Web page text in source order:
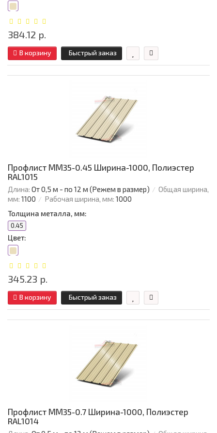
384.12 р.
В корзину Быстрый заказ
Профлист ММ35-0.45 Ширина-1000, Полиэстер
RAL1015
Длина: От 0,5 м - по 12 м (Режем в размер)
Общая ширина,
мм: 1100 Рабочая ширина, мм: 1000
Толщина металла, мм:
0.45
Цвет:
345.23 р.
В корзину Быстрый заказ
Профлист ММ35-0.7 Ширина-1000, Полиэстер
RAL1014